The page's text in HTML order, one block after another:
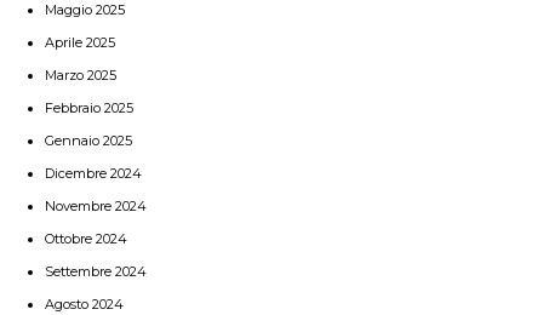
Maggio 2025
Aprile 2025
Marzo 2025
Febbraio 2025
Gennaio 2025
Dicembre 2024
Novembre 2024
Ottobre 2024
Settembre 2024
Agosto 2024